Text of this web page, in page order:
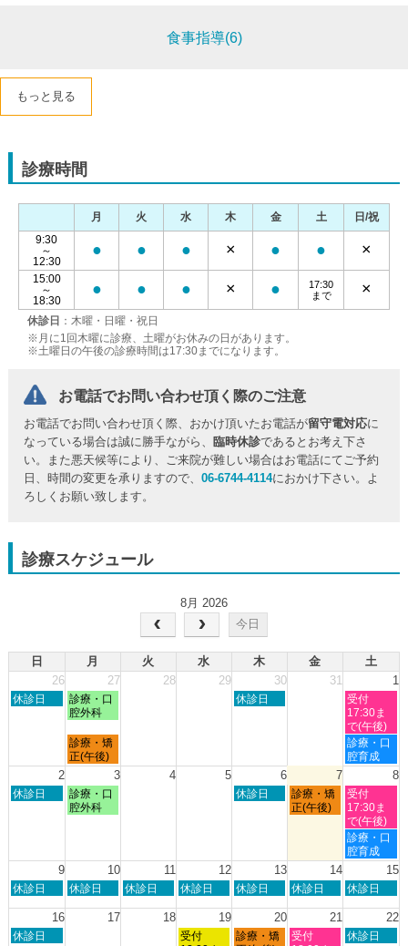
食事指導(6)
もっと見る
診療時間
休診日 ：木曜・日曜・祝日
※月に1回木曜に診療、土曜がお休みの日があります。
※土曜日の午後の診療時間は17:30までになります。
月 火 水 木 金 土
日/祝
9:30
～
12:30
● ● ● × ● ● ×
15:00
～
18:30
● ● ● × ●
17:30
まで
×
お電話でお問い合わせ頂く際のご注意
お電話でお問い合わせ頂く際、おかけ頂いたお電話が留守電対応に
なっている場合は誠に勝手ながら、
臨時休診であるとお考え下さ
い。また悪天候等により、ご来院が難しい場合はお電話にてご予約
日、時間の変更を承りますので、06-6744-4114におかけ下さい。よ
ろしくお願い致します。
診療スケジュール
8月 2026
今日
日 月 火 水 木 金
土
26
27 28 29 30 31 1
日
26th
休診日
月
曜
7
月
27th
診療・口
腔外科
木
30th
休診日
土
曜
日,
8
月
1st
受付
17:30ま
で(午後)
月
曜
日,
月
27th
診療・矯
正(午後)
土
曜
日,
月
1st
2026
診療・口
腔育成
2 3 4 5 6 7 8
日
2nd
休診日
月
曜
3rd
診療・口
腔外科
木
6th
休診日
金
曜
7th
診療・矯
正(午後)
土
曜
日,
8
月
8th
受付
17:30ま
で(午後)
土
曜
日,
月
診療・口
腔育成
9 10 11 12 13 14 15
日
8
月
休診日
月
休診日
火
休診日
水
8
月
休診日
木
8
月
休診日
金
8
月
休診日
土
8
月
休診日
16 17 18 19 20 21 22
日
休診日
水
受付
木
診療・矯
金
受付
土
休診日